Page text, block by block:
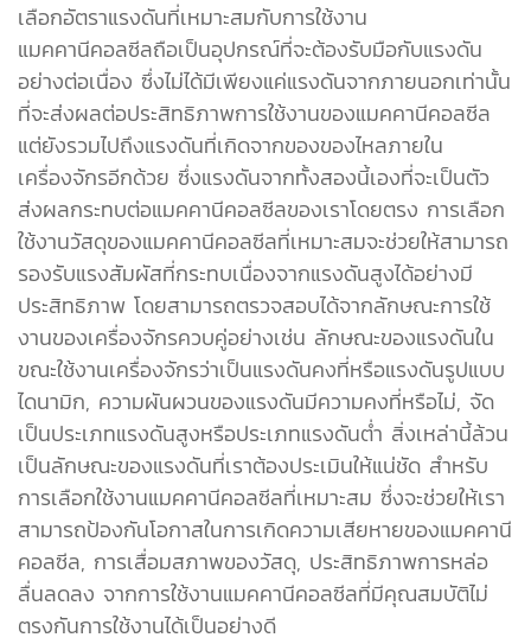
เลือกอัตราแรงดันที่เหมาะสมกับการใช้งาน
แมคคานีคอลซีลถือเป็นอุปกรณ์ที่จะต้องรับมือกับแรงดัน
อย่างต่อเนื่อง ซึ่งไม่ได้มีเพียงแค่แรงดันจากภายนอกเท่านั้น
ที่จะส่งผลต่อประสิทธิภาพการใช้งานของแมคคานีคอลซีล
แต่ยังรวมไปถึงแรงดันที่เกิดจากของของไหลภายใน
เครื่องจักรอีกด้วย ซึ่งแรงดันจากทั้งสองนี้เองที่จะเป็นตัว
ส่งผลกระทบต่อแมคคานีคอลซีลของเราโดยตรง การเลือก
ใช้งานวัสดุของแมคคานีคอลซีลที่เหมาะสมจะช่วยให้สามารถ
รองรับแรงสัมผัสที่กระทบเนื่องจากแรงดันสูงได้อย่างมี
ประสิทธิภาพ โดยสามารถตรวจสอบได้จากลักษณะการใช้
งานของเครื่องจักรควบคู่อย่างเช่น ลักษณะของแรงดันใน
ขณะใช้งานเครื่องจักรว่าเป็นแรงดันคงที่หรือแรงดันรูปแบบ
ไดนามิก, ความผันผวนของแรงดันมีความคงที่หรือไม่, จัด
เป็นประเภทแรงดันสูงหรือประเภทแรงดันต่ำ สิ่งเหล่านี้ล้วน
เป็นลักษณะของแรงดันที่เราต้องประเมินให้แน่ชัด สำหรับ
การเลือกใช้งานแมคคานีคอลซีลที่เหมาะสม ซึ่งจะช่วยให้เรา
สามารถป้องกันโอกาสในการเกิดความเสียหายของแมคคานี
คอลซีล, การเสื่อมสภาพของวัสดุ, ประสิทธิภาพการหล่อ
ลื่นลดลง จากการใช้งานแมคคานีคอลซีลที่มีคุณสมบัติไม่
ตรงกันการใช้งานได้เป็นอย่างดี